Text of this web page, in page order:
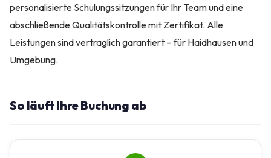
personalisierte Schulungssitzungen für Ihr Team und eine
abschließende Qualitätskontrolle mit Zertifikat. Alle
Leistungen sind vertraglich garantiert – für Haidhausen und
Umgebung.
So läuft Ihre Buchung ab